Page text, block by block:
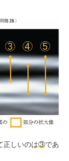
正しいのは③であ